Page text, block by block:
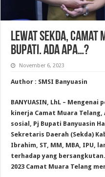
Lewat Sekda,
Bupati. Ada Apa…?
November 6, 2023
Author : SMSI Banyuasin
BANYUASIN, LhL –
kinerja Camat Muara Telang,
sosial, Pj Bupati Banyuasin
Sekretaris Daerah (Sekda)
Ibrahim, ST, MM, MBA, IPU,
terhadap yang
2023 Camat Muara Telang